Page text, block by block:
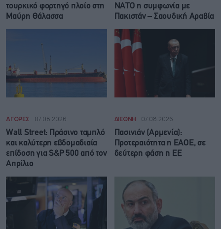
τουρκικό φορτηγό πλοίο στη
Μαύρη Θάλασσα
ΝΑΤΟ η συμφωνία με
Πακιστάν – Σαουδική Αραβία
ΑΓΟΡΕΣ 07.08.2026
Wall Street: Πράσινο ταμπλό
και καλύτερη εβδομαδιαία
επίδοση για S&P 500 από τον
Απρίλιο
ΔΙΕΘΝΗ 07.08.2026
Πασινιάν (Αρμενία):
Προτεραιότητα η ΕΑΟΕ, σε
δεύτερη φάση η ΕΕ